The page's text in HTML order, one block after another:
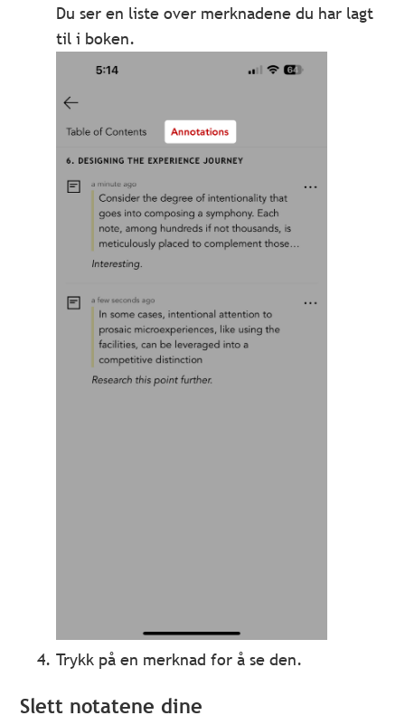
Du ser en liste over merknadene du har lagt
til i boken.
Trykk på en merknad for å se den.
Slett notatene dine